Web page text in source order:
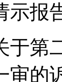
示报
第二
审的